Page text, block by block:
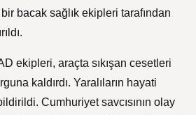
bacak sağlık ekipleri tarafından
ekipleri, araçta sıkışan cesetleri
kaldırdı. Yaralıların hayati
Cumhuriyet savcısının olay